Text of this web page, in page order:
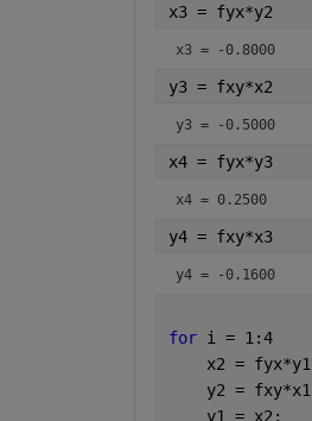
x3 = fyx*y2
x3 = -0.8000
y3 = fxy*x2
y3 = -0.5000
x4 = fyx*y3
x4 = 0.2500
y4 = fxy*x3
y4 = -0.1600
for i = 1:4
    x2 = fyx*y1
y2 =
    y1 = x2;